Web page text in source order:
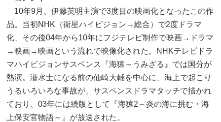
10年9月、伊藤英明主演で3度目の映画化となったこの作
品。当初NHK（衛星ハイビジョン→総合）で2度ドラマ
化、その後04年から10年にフジテレビ制作で映画→ドラマ
→映画→映画という流れで映像化された。NHKテレビドラ
マハイビジョンサスペンス『海猿～うみざる』では国分が
熱演。潜水士になる前の仙崎大輔を中心に、海上で起こり
うるいろいろな事故が、サスペンスドラマタッチで描かれ
ており、03年には続版として『海猿2～炎の海に挑む・海
上保安官物語～』が放送された。